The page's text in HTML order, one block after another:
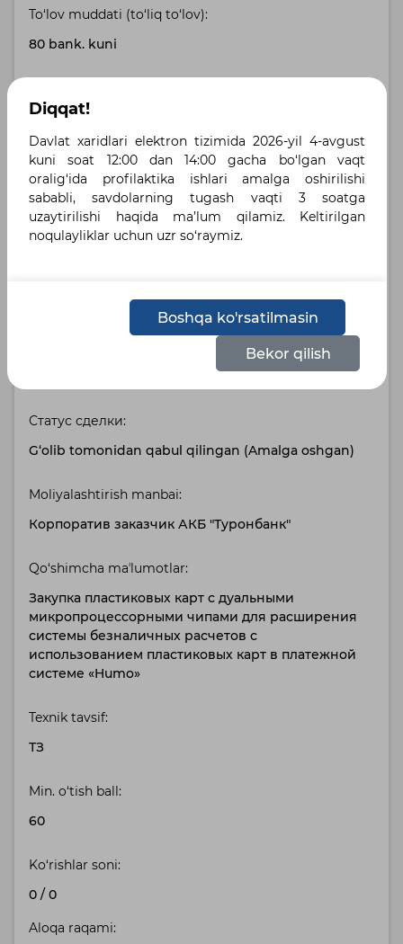
To‘lov muddati (to‘liq to‘lov):
80 bank. kuni
Toshkent shahri, Toshkent shahri , г.Ташкент,
Шайхантахурский район, ул.Абая 4а
Yetkazib berish manzili:
город Ташкент, Шайхантахурский район ,
Шайхонтохур тумани, Абай кўчаси 4а уй
Узбекский
Статус сделки:
G‘olib tomonidan qabul qilingan (Amalga oshgan)
Moliyalashtirish manbai:
Корпоратив заказчик АКБ "Туронбанк"
Qo‘shimcha maʼlumotlar:
Закупка пластиковых карт с дуальными
микропроцессорными чипами для расширения
системы безналичных расчетов с
использованием пластиковых карт в платежной
системе «Humo»
Texnik tavsif:
ТЗ
Min. o‘tish ball:
60
Ko‘rishlar soni:
0 / 0
Aloqa raqami:
Diqqat!
Davlat xaridlari elektron tizimida 2026-yil 4-avgust
kuni soat 12:00 dan 14:00 gacha bo‘lgan vaqt
oralig‘ida profilaktika ishlari amalga oshirilishi
sababli, savdolarning tugash vaqti 3 soatga
uzaytirilishi haqida ma’lum qilamiz. Keltirilgan
noqulayliklar uchun uzr so‘raymiz.
Boshqa ko'rsatilmasin
Bekor qilish